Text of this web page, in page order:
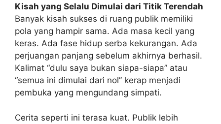
Kisah yang Selalu Dimulai dari Titik Terendah
Banyak kisah sukses di ruang publik memiliki
pola yang hampir sama. Ada masa kecil yang
keras. Ada fase hidup serba kekurangan. Ada
perjuangan panjang sebelum akhirnya berhasil.
Kalimat “dulu saya bukan siapa-siapa” atau
“semua ini dimulai dari nol” kerap menjadi
pembuka yang mengundang simpati.
Cerita seperti ini terasa kuat. Publik lebih